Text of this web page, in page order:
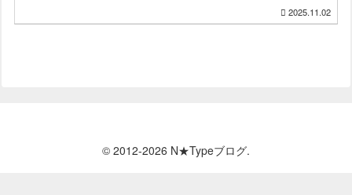
2025.11.02
© 2012-2026 N★Typeブログ.